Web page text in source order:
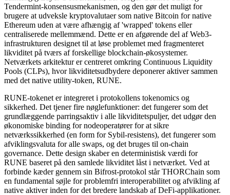
Tendermint-konsensusmekanismen, og den gør det muligt for
brugere at udveksle kryptovalutaer som native Bitcoin for native
Ethereum uden at være afhængig af 'wrapped' tokens eller
centraliserede mellemmænd. Dette er en afgørende del af Web3-
infrastrukturen designet til at løse problemet med fragmenteret
likviditet på tværs af forskellige blockchain-økosystemer.
Netværkets arkitektur er centreret omkring Continuous Liquidity
Pools (CLPs), hvor likviditetsudbydere deponerer aktiver sammen
med det native utility-token, RUNE.
RUNE-tokenet er integreret i protokollens tokenomics og
sikkerhed. Det tjener fire nøglefunktioner: det fungerer som det
grundlæggende parringsaktiv i alle likviditetspuljer, det udgør den
økonomiske binding for nodeoperatører for at sikre
netværkssikkerhed (en form for Sybil-resistens), det fungerer som
afviklingsvaluta for alle swaps, og det bruges til on-chain
governance. Dette design skaber en deterministisk værdi for
RUNE baseret på den samlede likviditet låst i netværket. Ved at
forbinde kæder gennem sin Bifrost-protokol står THORChain som
en fundamental søjle for problemfri interoperabilitet og afvikling af
native aktiver inden for det bredere landskab af DeFi-applikationer.